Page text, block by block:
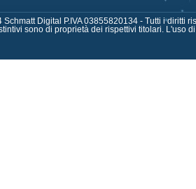
Digital P.IVA 03855820134 - Tutti i diritti
sono di proprietà dei rispettivi titolari. L'uso